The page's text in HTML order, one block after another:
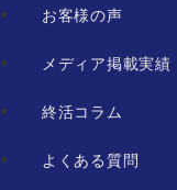
お客様の声
メディア掲載実績
終活コラム
よくある質問